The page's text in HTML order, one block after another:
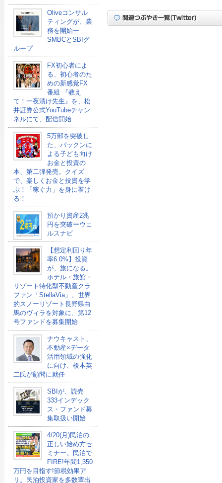
Oliveコンサル
ティングが、業
務を開始ー
SMBCとSBIグ
ループ
FX初心者によ
る、初心者のた
めの新感覚FX
番組 『教え
て！一夜漬け先生』を、松
井証券公式YouTubeチャン
ネルにて、配信開始
5万部を突破し
た、パックンに
よる子ども向け
お金と投資の
本、第二弾発売。クイズ
で、楽しくお金と投資を学
ぶ！「稼ぐ力」を身に着け
る！
預かり資産2兆
円を突破ーウェ
ルスナビ
【想定利回り年
率6.0%】投資
が、旅になる。
ホテル・旅館・
リゾート特化型不動産クラ
ファン「StellaVia」、世界
的スノーリゾート長野県白
馬のヴィラを対象に、第12
号ファンドを募集開始
ナウキャスト、
不動産×データ
活用領域の強化
に向け、榎本英
二氏が顧問に就任
SBIが、読売
333インデック
ス・ファンド募
集取扱い開始
4/20(月)民泊の
正しい始め方セ
ミナー。民泊で
FIRE!年間1,350
万円を目指す!節税効果ア
リ。民泊投資家を多数輩出